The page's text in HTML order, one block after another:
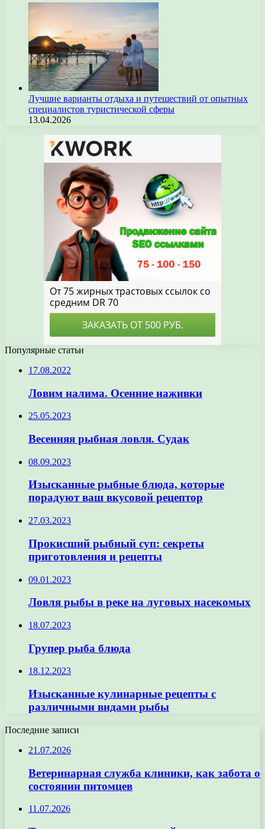
Лучшие варианты отдыха и путешествий от опытных
специалистов туристической сферы
13.04.2026
Популярные статьи
17.08.2022
Ловим налима. Осенние наживки
25.05.2023
Весенняя рыбная ловля. Судак
08.09.2023
Изысканные рыбные блюда, которые
порадуют ваш вкусовой рецептор
27.03.2023
Прокисший рыбный суп: секреты
приготовления и рецепты
09.01.2023
Ловля рыбы в реке на луговых насекомых
18.07.2023
Групер рыба блюда
18.12.2023
Изысканные кулинарные рецепты с
различными видами рыбы
Последние записи
21.07.2026
Ветеринарная служба клиники, как забота о
состоянии питомцев
11.07.2026